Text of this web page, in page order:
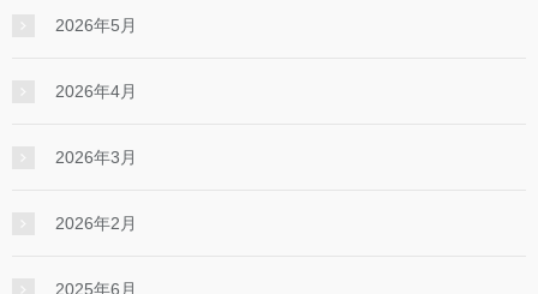
2026年5月
2026年4月
2026年3月
2026年2月
2025年6月